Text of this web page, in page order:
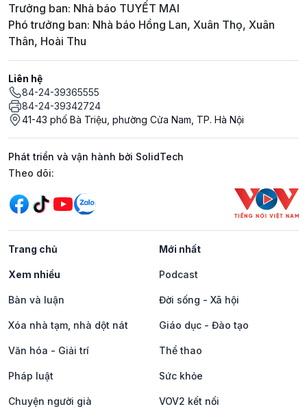
Trưởng ban: Nhà báo TUYẾT MAI
Phó trưởng ban: Nhà báo Hồng Lan, Xuân Thọ, Xuân
Thân, Hoài Thu
Liên hệ
84-24-39365555
84-24-39342724
41-43 phố Bà Triệu, phường Cửa Nam, TP. Hà Nội
Phát triển và vận hành bởi SolidTech
Mạng xã hội
Theo dõi:
Trang chủ Mới nhất
Xem nhiều Podcast
Bàn và luận Đời sống - Xã hội
Xóa nhà tạm, nhà dột nát Giáo dục - Đào tạo
Văn hóa - Giải trí Thể thao
Pháp luật Sức khỏe
Chuyện người già VOV2 kết nối